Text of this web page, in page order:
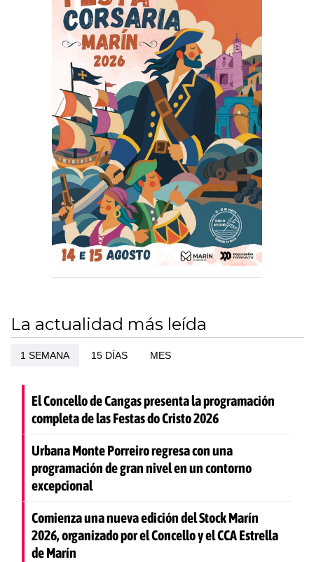
La actualidad más leída
1 SEMANA 15 DÍAS MES
El Concello de Cangas presenta la programación
completa de las Festas do Cristo 2026
Urbana Monte Porreiro regresa con una
programación de gran nivel en un contorno
excepcional
Comienza una nueva edición del Stock Marín
2026, organizado por el Concello y el CCA Estrella
de Marín